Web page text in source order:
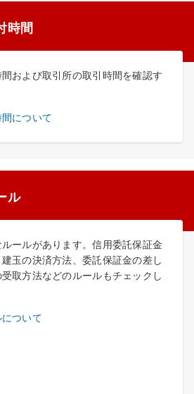
時間
および取引所の取引時間を確認す
について
ル
ールがあります。信用委託保証金
玉の決済方法、委託保証金の差し
取方法などのルールもチェックし
ついて